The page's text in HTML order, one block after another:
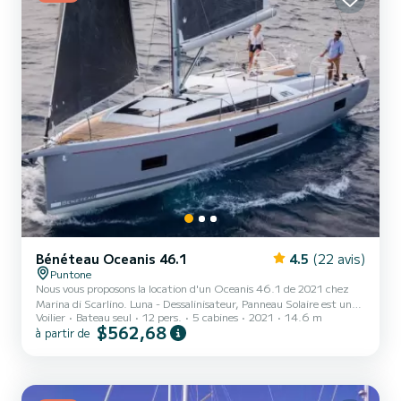
Bénéteau Oceanis 46.1 4.5 (22 avis)
Puntone
Nous vous proposons la location d'un Oceanis 46.1 de 2021 chez
Marina di Scarlino. Luna - Dessalinisateur, Panneau Solaire est un
voilier parfaitement adapté à la location. Ce voilier est très agréable
à utiliser pour une croisière d'une semaine ou plus. Le voilier a une
avec douche Ce bateau est é...
Voilier Bateau seul 12 pers. 5 cabines 2021 14.6 m
à partir de $562,68